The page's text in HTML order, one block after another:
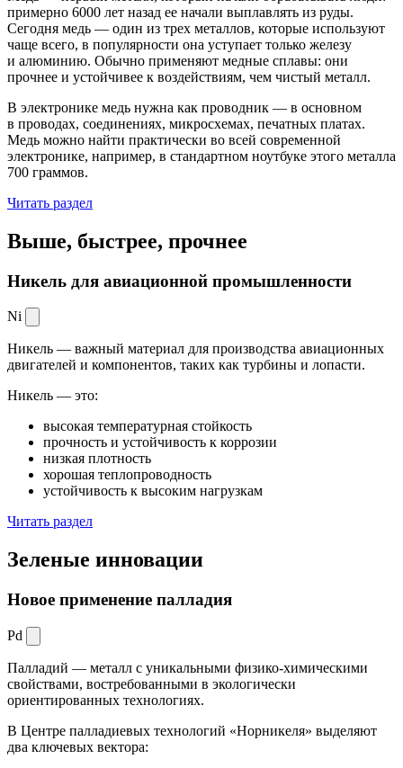
примерно 6000 лет назад ее начали выплавлять из руды.
Сегодня медь — один из трех металлов, которые используют
чаще всего, в популярности она уступает только железу
и алюминию. Обычно применяют медные сплавы: они
прочнее и устойчивее к воздействиям, чем чистый металл.
В электронике медь нужна как проводник — в основном
в проводах, соединениях, микросхемах, печатных платах.
Медь можно найти практически во всей современной
электронике, например, в стандартном ноутбуке этого металла
700 граммов.
Читать раздел
Выше, быстрее, прочнее
Никель для авиационной промышленности
Ni
Никель — важный материал для производства авиационных
двигателей и компонентов, таких как турбины и лопасти.
Никель — это:
высокая температурная стойкость
прочность и устойчивость к коррозии
низкая плотность
хорошая теплопроводность
устойчивость к высоким нагрузкам
Читать раздел
Зеленые инновации
Новое применение палладия
Pd
Палладий — металл с уникальными физико-химическими
свойствами, востребованными в экологически
ориентированных технологиях.
В Центре палладиевых технологий «Норникеля» выделяют
два ключевых вектора: